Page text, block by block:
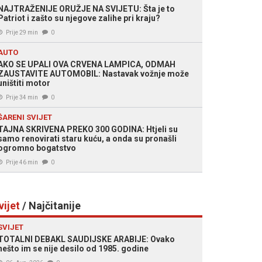
ORUŽJE NA SVIJETU: Šta je to
i zašto su njegove zalihe pri kraju?
Prije 29 min 0
SE UPALI OVA CRVENA LAMPICA, ODMAH
AUTOMOBIL: Nastavak vožnje može
motor
Prije 34 min 0
SVIJET
SKRIVENA PREKO 300 GODINA: Htjeli su
renovirati staru kuću, a onda su pronašli
bogatstvo
Prije 46 min 0
/ Najčitanije
DEBAKL SAUDIJSKE ARABIJE: Ovako
im se nije desilo od 1985. godine